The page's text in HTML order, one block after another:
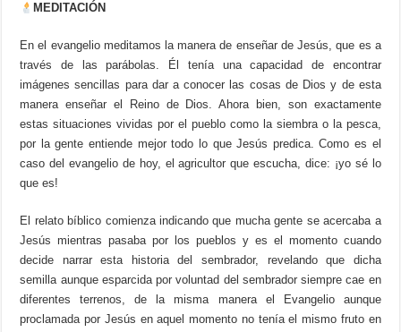
MEDITACIÓN
En el evangelio meditamos la manera de enseñar de Jesús, que es a
través de las parábolas. Él tenía una capacidad de encontrar
imágenes sencillas para dar a conocer las cosas de Dios y de esta
manera enseñar el Reino de Dios. Ahora bien, son exactamente
estas situaciones vividas por el pueblo como la siembra o la pesca,
por la gente entiende mejor todo lo que Jesús predica. Como es el
caso del evangelio de hoy, el agricultor que escucha, dice: ¡yo sé lo
que es!
El relato bíblico comienza indicando que mucha gente se acercaba a
Jesús mientras pasaba por los pueblos y es el momento cuando
decide narrar esta historia del sembrador, revelando que dicha
semilla aunque esparcida por voluntad del sembrador siempre cae en
diferentes terrenos, de la misma manera el Evangelio aunque
proclamada por Jesús en aquel momento no tenía el mismo fruto en